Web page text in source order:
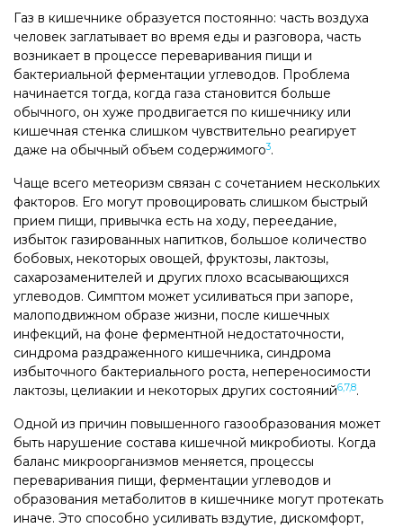
Газ в кишечнике образуется постоянно: часть воздуха
человек заглатывает во время еды и разговора, часть
возникает в процессе переваривания пищи и
бактериальной ферментации углеводов. Проблема
начинается тогда, когда газа становится больше
обычного, он хуже продвигается по кишечнику или
кишечная стенка слишком чувствительно реагирует
даже на обычный объем содержимого3.
Чаще всего метеоризм связан с сочетанием нескольких
факторов. Его могут провоцировать слишком быстрый
прием пищи, привычка есть на ходу, переедание,
избыток газированных напитков, большое количество
бобовых, некоторых овощей, фруктозы, лактозы,
сахарозаменителей и других плохо всасывающихся
углеводов. Симптом может усиливаться при запоре,
малоподвижном образе жизни, после кишечных
инфекций, на фоне ферментной недостаточности,
синдрома раздраженного кишечника, синдрома
избыточного бактериального роста, непереносимости
лактозы, целиакии и некоторых других состояний6,7,8.
Одной из причин повышенного газообразования может
быть нарушение состава кишечной микробиоты. Когда
баланс микроорганизмов меняется, процессы
переваривания пищи, ферментации углеводов и
образования метаболитов в кишечнике могут протекать
иначе. Это способно усиливать вздутие, дискомфорт,